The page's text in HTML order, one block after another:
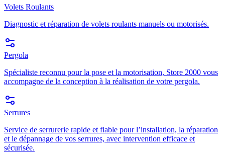
Volets Roulants
Diagnostic et réparation de volets roulants manuels ou motorisés.
Pergola
Spécialiste reconnu pour la pose et la motorisation, Store 2000 vous
accompagne de la conception à la réalisation de votre pergola.
Serrures
Service de serrurerie rapide et fiable pour l’installation, la réparation
et le dépannage de vos serrures, avec intervention efficace et
sécurisée.